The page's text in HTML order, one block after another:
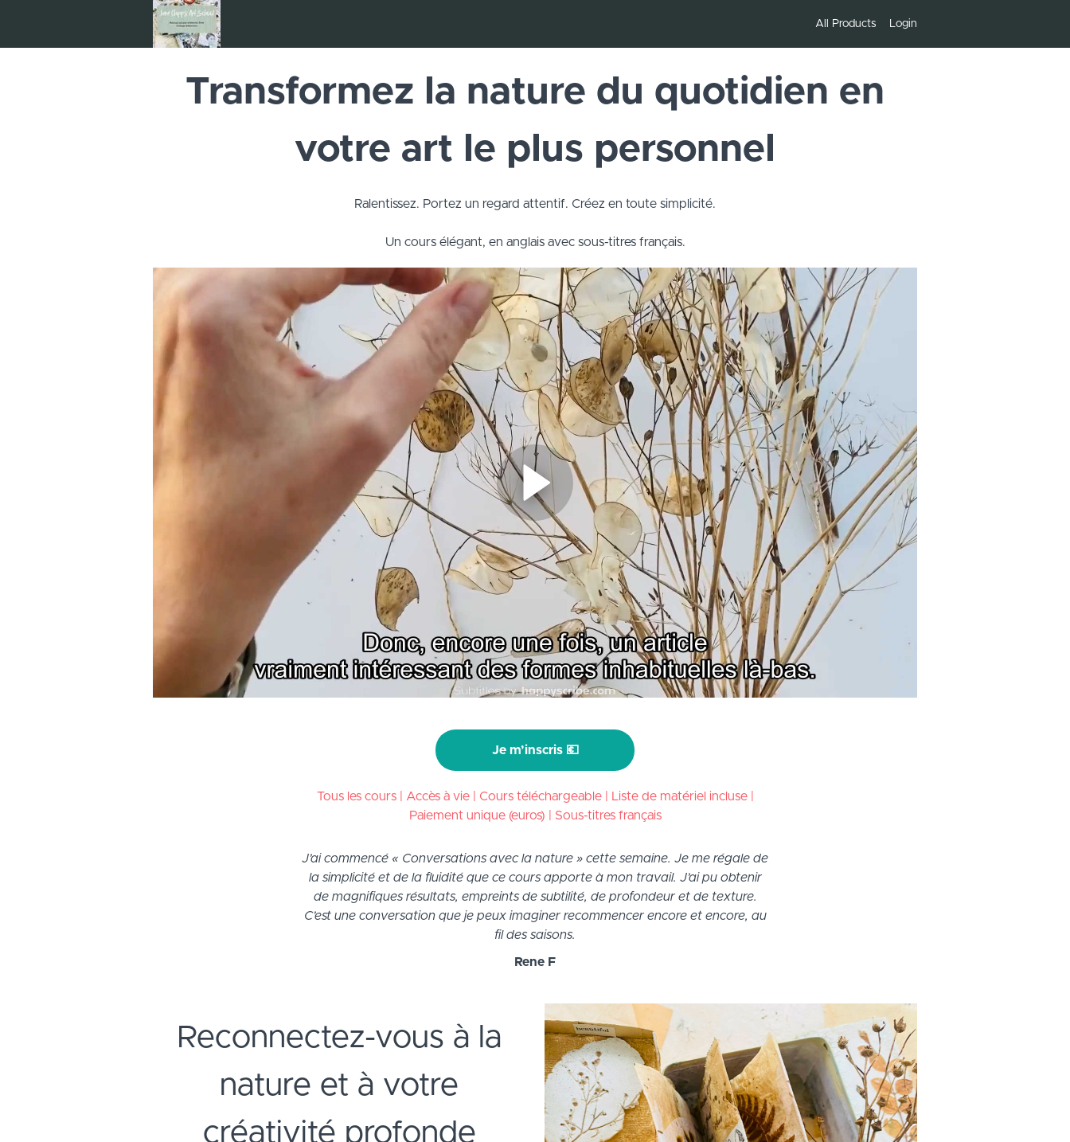
All Products Login
Transformez la nature du quotidien en
votre art le plus personnel
Ralentissez. Portez un regard attentif. Créez en toute simplicité.
Un cours élégant, en anglais avec sous-titres français.
Je m’inscris 💶
Tous les cours | Accès à vie | Cours téléchargeable | Liste de matériel incluse |
Paiement unique (euros) | Sous-titres français
J’ai commencé « Conversations avec la nature » cette semaine. Je me régale de
la simplicité et de la fluidité que ce cours apporte à mon travail. J’ai pu obtenir
de magnifiques résultats, empreints de subtilité, de profondeur et de texture.
C’est une conversation que je peux imaginer recommencer encore et encore, au
fil des saisons.
Rene F
Reconnectez-vous à la
nature et à votre
créativité profonde